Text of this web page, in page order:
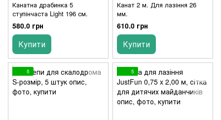
Канатна драбинка 5
ступінчаста Light 196 см.
580.0 грн
Купити
Канат 2 м. Для лазіння 26
мм.
610.0 грн
Купити
5 5